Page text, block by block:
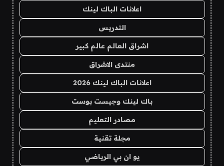
اعلانات الباك لينك
التدريس
اشراق العالم عالم كبير
منتدى الاشراق
اعلانات الباك لينك 2026
باك لينك وجيست بوست
مصادر التعليم
مجلة تقنية
يو ان بي الرياضي